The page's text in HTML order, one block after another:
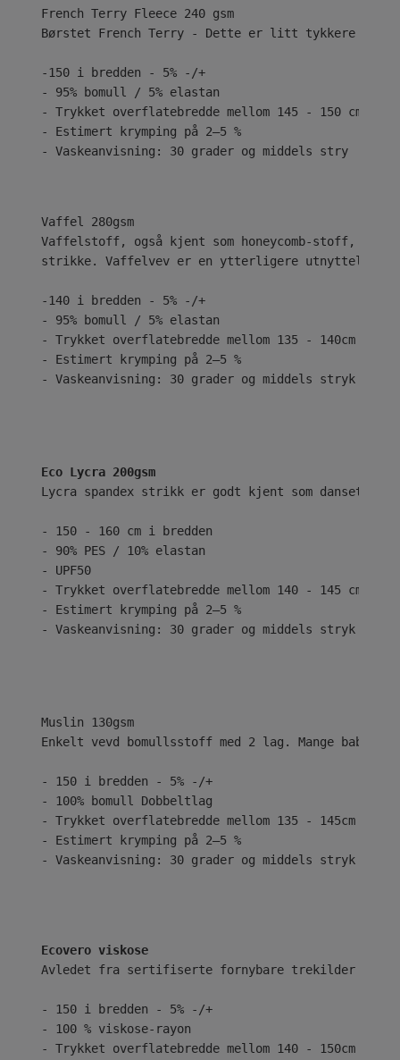
Børstet French Terry - Dette er litt tykkere med
-150 i bredden - 5% -/+
- 95% bomull / 5% elastan
- Trykket overflatebredde mellom 145 - 150 cm
- Estimert krymping på 2–5 %
- Vaskeanvisning: 30 grader og middels stry
Vaffelstoff, også kjent som honeycomb-stoff, har
strikke. Vaffelvev er en ytterligere utnyttelse
-140 i bredden - 5% -/+
- 95% bomull / 5% elastan
- Trykket overflatebredde mellom 135 - 140cm
- Estimert krymping på 2–5 %
- Vaskeanvisning: 30 grader og middels stryk
Eco Lycra 200gsm
Lycra spandex strikk er godt kjent som
- 150 - 160 cm i bredden
- 90% PES / 10% elastan
- UPF50
- Trykket overflatebredde mellom 140 - 145 cm
- Estimert krymping på 2–5 %
- Vaskeanvisning: 30 grader og middels stryk
Enkelt vevd bomullsstoff med 2 lag. Mange
- 150 i bredden - 5% -/+
- 100% bomull Dobbeltlag
- Trykket overflatebredde mellom 135 - 145cm
- Estimert krymping på 2–5 %
- Vaskeanvisning: 30 grader og middels stryk
Ecovero viskose
Avledet fra sertifiserte fornybare trekilder ved
- 150 i bredden - 5% -/+
- 100 % viskose-rayon
- Trykket overflatebredde mellom 140 - 150cm